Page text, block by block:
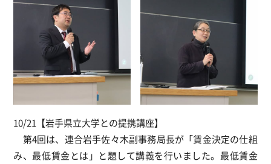
10/21【岩手県立大学との提携講座】
第4回は、連合岩手佐々木副事務局長が「賃金決定の仕組
み、最低賃金とは」と題して講義を行いました。最低賃金